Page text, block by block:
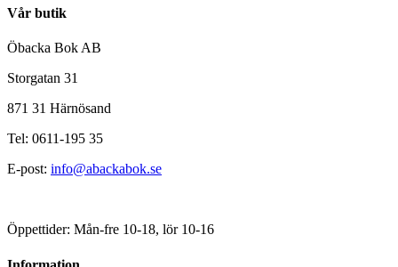
Vår butik
Öbacka Bok AB
Storgatan 31
871 31 Härnösand
Tel: 0611-195 35
E-post: info@abackabok.se
Öppettider: Mån-fre 10-18, lör 10-16